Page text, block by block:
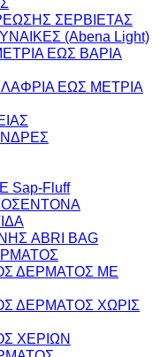
ΣΕΡΒΙΕΤΑΣ
(Abena Light)
ΕΩΣ ΒΑΡΙΑ
ΕΩΣ ΜΕΤΡΙΑ
Fluff
ABRI BAG
ΔΕΡΜΑΤΟΣ ΜΕ
ΔΕΡΜΑΤΟΣ ΧΩΡΙΣ
ΧΕΡΙΩΝ